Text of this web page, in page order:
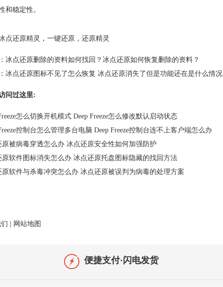
和稳定性。
点还原精灵 ，一键还原 ，还原精灵
冰点还原删除的资料如何找回？冰点还原如何恢复删除的资料？
冰点还原图标不见了怎么恢复 冰点还原消失了但是功能还在是什么情况
问过这里:
怎么切换开机模式 Deep Freeze怎么修改默认启动状态
控制台怎么管理多台电脑 Deep Freeze控制台连不上客户端怎么办
原被病毒穿透怎么办 冰点还原安全性如何加强防护
原软件图标消失怎么办 冰点还原托盘图标隐藏的找回方法
原软件与杀毒冲突怎么办 冰点还原被误判为病毒的处理方案
| 网站地图
便捷支付·闪电发货